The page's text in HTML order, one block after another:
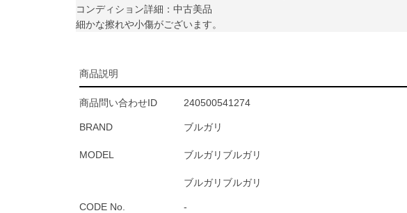
コンディション詳細：中古美品
細かな擦れや小傷がございます。
商品説明
商品問い合わせID 240500541274
BRAND ブルガリ
MODEL ブルガリブルガリ
ブルガリブルガリ
CODE No. -